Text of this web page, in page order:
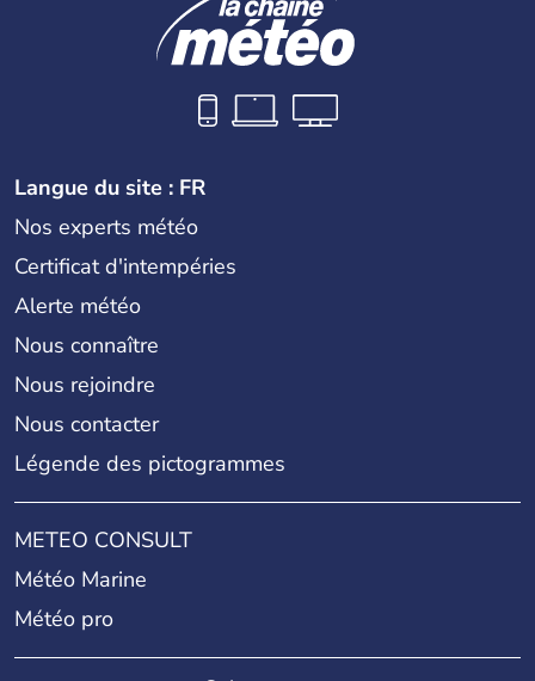
Langue du site : FR
Nos experts météo
Certificat d'intempéries
Alerte météo
Nous connaître
Nous rejoindre
Nous contacter
Légende des pictogrammes
METEO CONSULT
Météo Marine
Météo pro